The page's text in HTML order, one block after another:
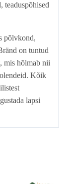
teaduspõhised
põlvkond,
on tuntud
mis hõlmab nii
Kõik
lapsi